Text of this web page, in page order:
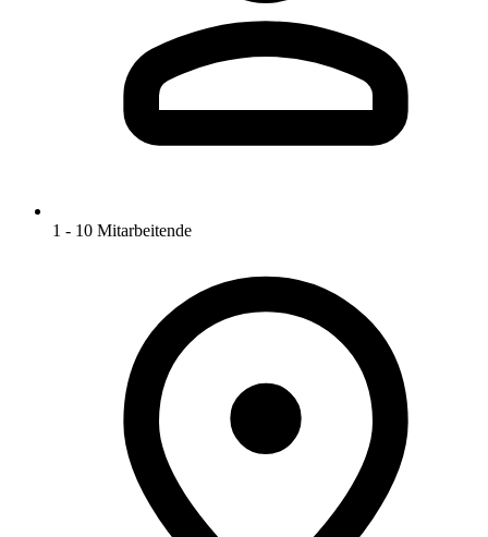
1 - 10 Mitarbeitende